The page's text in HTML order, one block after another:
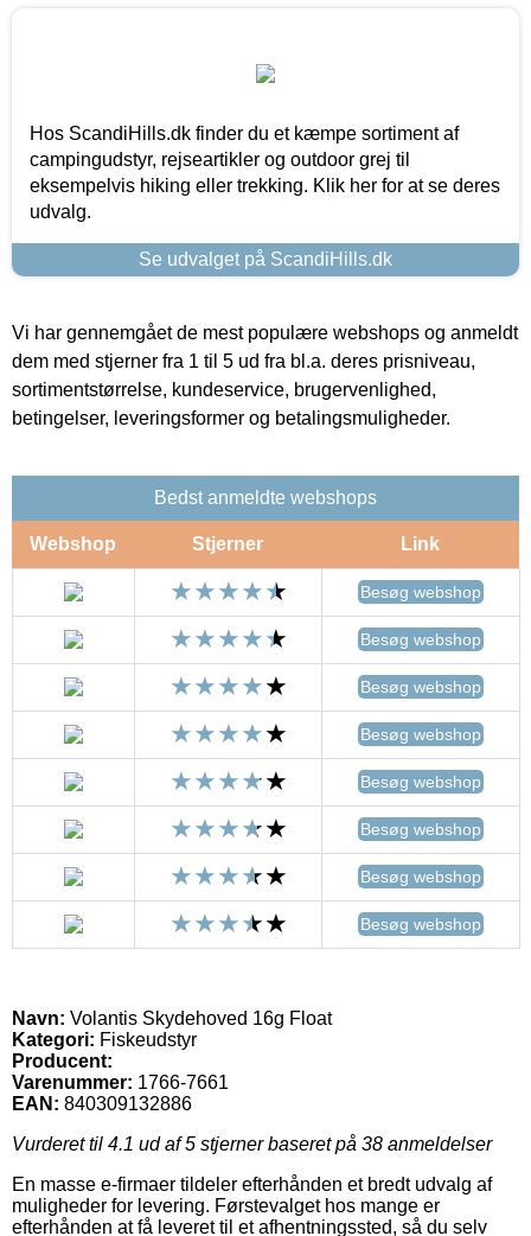
Hos ScandiHills.dk finder du et kæmpe sortiment af
campingudstyr, rejseartikler og outdoor grej til
eksempelvis hiking eller trekking. Klik her for at se deres
udvalg.
Se udvalget på ScandiHills.dk
Vi har gennemgået de mest populære webshops og anmeldt
dem med stjerner fra 1 til 5 ud fra bl.a. deres prisniveau,
sortimentstørrelse, kundeservice, brugervenlighed,
betingelser, leveringsformer og betalingsmuligheder.
Bedst anmeldte webshops
Webshop Stjerner Link
Besøg webshop
Besøg webshop
Besøg webshop
Besøg webshop
Besøg webshop
Besøg webshop
Besøg webshop
Besøg webshop
Navn: Volantis Skydehoved 16g Float
Kategori: Fiskeudstyr
Producent:
Varenummer: 1766-7661
EAN: 840309132886
Vurderet til 4.1 ud af 5 stjerner baseret på 38 anmeldelser
En masse e-firmaer tildeler efterhånden et bredt udvalg af
muligheder for levering. Førstevalget hos mange er
efterhånden at få leveret til et afhentningssted, så du selv